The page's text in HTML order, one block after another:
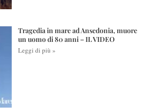
Tragedia in mare ad Ansedonia, muore
un uomo di 80 anni – IL VIDEO
Leggi di più »